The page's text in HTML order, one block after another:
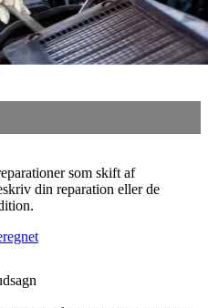
som skift af
din reparation eller de